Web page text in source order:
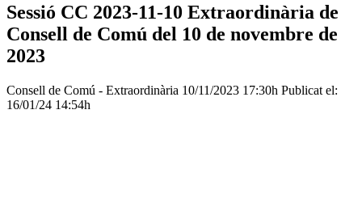
Sessió CC 2023-11-10 Extraordinària de
Consell de Comú del 10 de novembre de
2023
Consell de Comú - Extraordinària 10/11/2023 17:30h Publicat el:
16/01/24 14:54h